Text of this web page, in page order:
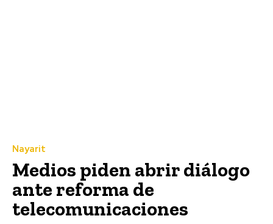
Nayarit
Medios piden abrir diálogo
ante reforma de
telecomunicaciones